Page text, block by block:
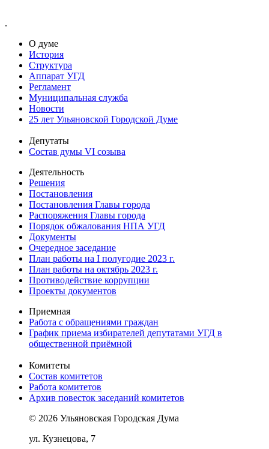
.
О думе
История
Структура
Аппарат УГД
Регламент
Муниципальная служба
Новости
25 лет Ульяновской Городской Думе
Депутаты
Состав думы VI созыва
Деятельность
Решения
Постановления
Постановления Главы города
Распоряжения Главы города
Порядок обжалования НПА УГД
Документы
Очередное заседание
План работы на I полугодие 2023 г.
План работы на октябрь 2023 г.
Противодействие коррупции
Проекты документов
Приемная
Работа с обращениями граждан
График приема избирателей депутатами УГД в
общественной приёмной
Комитеты
Состав комитетов
Работа комитетов
Архив повесток заседаний комитетов
© 2026 Ульяновская Городская Дума
ул. Кузнецова, 7